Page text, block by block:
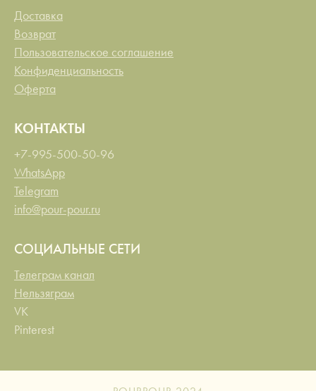
Доставка
Возврат
Пользовательское соглашение
Конфиденциальность
Оферта
КОНТАКТЫ
+7-995-500-50-96
WhatsApp
Telegram
info@pour-pour.ru
СОЦИАЛЬНЫЕ СЕТИ
Телеграм канал
Нельзяграм
VK
Pinterest